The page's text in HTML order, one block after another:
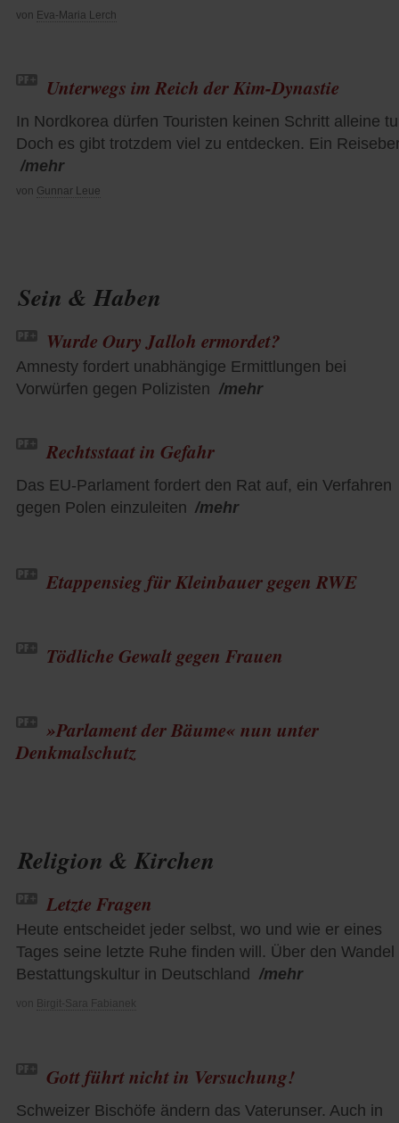
von Eva-Maria Lerch
Unterwegs im Reich der Kim-Dynastie
In Nordkorea dürfen Touristen keinen Schritt alleine
Doch es gibt trotzdem viel zu entdecken. Ein
/mehr
von Gunnar Leue
Sein & Haben
Wurde Oury Jalloh ermordet?
Amnesty fordert unabhängige Ermittlungen bei
Vorwürfen gegen Polizisten /mehr
Rechtsstaat in Gefahr
Das EU-Parlament fordert den Rat auf, ein Verfahren
gegen Polen einzuleiten /mehr
Etappensieg für Kleinbauer gegen RWE
Tödliche Gewalt gegen Frauen
»Parlament der Bäume« nun unter
Denkmalschutz
Religion & Kirchen
Letzte Fragen
Heute entscheidet jeder selbst, wo und wie er eines
Tages seine letzte Ruhe finden will. Über den Wandel
Bestattungskultur in Deutschland
/mehr
von Birgit-Sara Fabianek
Gott führt nicht in Versuchung!
Schweizer Bischöfe ändern das Vaterunser. Auch in